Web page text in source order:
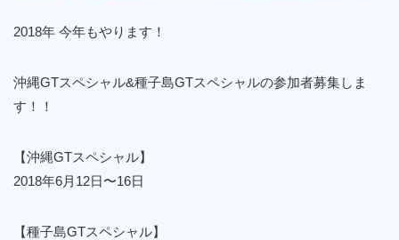
2018年 今年もやります！
沖縄GTスペシャル&種子島GTスペシャルの参加者募集しま
す！！
【沖縄GTスペシャル】
2018年6月12日〜16日
【種子島GTスペシャル】